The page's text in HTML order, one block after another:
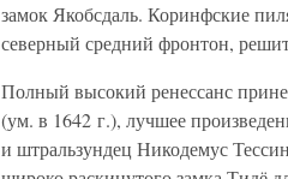
замок Якобсдаль. Коринфские
северный средний фронтон,
Полный высокий ренессанс
(ум. в 1642 г.), лучшее
и штральзундец Никодемус